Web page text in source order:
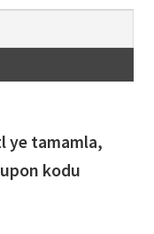
ye tamamla,
kodu
tıkla)